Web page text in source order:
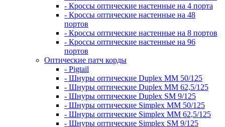
- Кроссы оптические настенные на 4 порта
- Кроссы оптические настенные на 48
портов
- Кроссы оптические настенные на 8 портов
- Кроссы оптические настенные на 96
портов
Оптические патч корды
- Pigtail
- Шнуры оптические Duplex MM 50/125
- Шнуры оптические Duplex MM 62,5/125
- Шнуры оптические Duplex SM 9/125
- Шнуры оптические Simplex MM 50/125
- Шнуры оптические Simplex MM 62,5/125
- Шнуры оптические Simplex SM 9/125